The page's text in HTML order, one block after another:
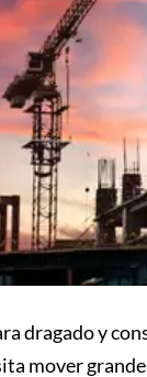
dragado y
mover